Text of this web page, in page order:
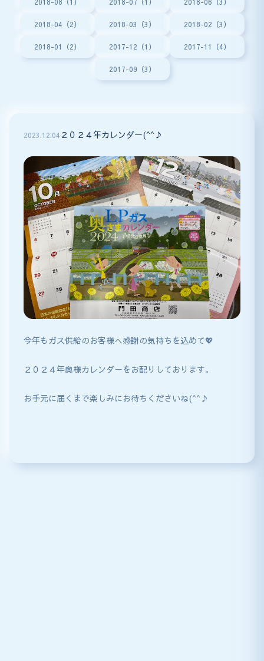
2018-04（2） 2018-03（3） 2018-02（3）
2018-01（2） 2017-12（1） 2017-11（4）
2017-09（3）
2023.12.04 ２０２４年カレンダー(^^♪
今年もガス供給のお客様へ感謝の気持ちを込めて💖
２０２４年奥様カレンダーをお配りしております。
お手元に届くまで楽しみにお待ちくださいね(^^♪